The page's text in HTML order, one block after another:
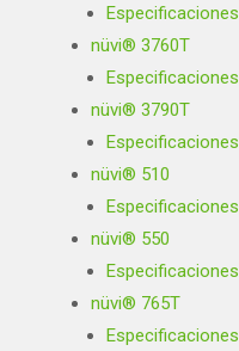
Especificaciones
nüvi® 3760T
Especificaciones
nüvi® 3790T
Especificaciones
nüvi® 510
Especificaciones
nüvi® 550
Especificaciones
nüvi® 765T
Especificaciones